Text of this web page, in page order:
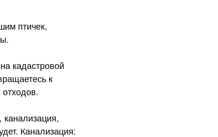
птичек,
кадастровой
к
канализация,
Канализация: